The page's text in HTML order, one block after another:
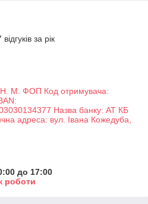
за рік
М. ФОП Код отримувача:
Назва банку: АТ КБ
адреса: вул. Івана Кожедуба,
до 17:00
роботи